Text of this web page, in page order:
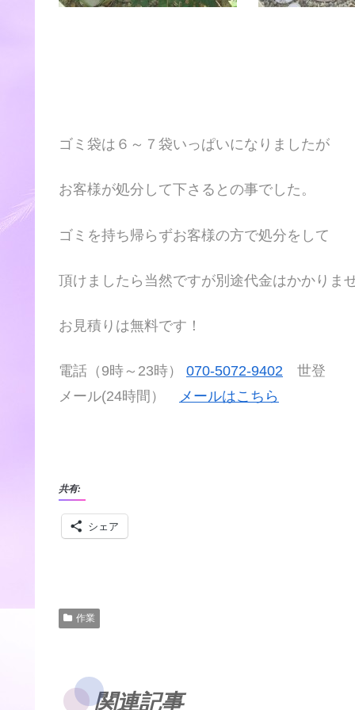
ゴミ袋は６～７袋いっぱいになりましたが
お客様が処分して下さるとの事でした。
ゴミを持ち帰らずお客様の方で処分をして
頂けましたら当然ですが別途代金はかかりま
お見積りは無料です！
電話（9時～23時） 070-5072-9402 世登
メール(24時間） メールはこちら
共有:
シェア
作業
関連記事